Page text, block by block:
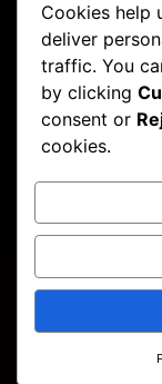
Accessoires
Triathlon
Nutrition
Carte-
©RunAlp 2026.
Cookies help
deliver
traffic. You
by clicking
consent or
cookies.